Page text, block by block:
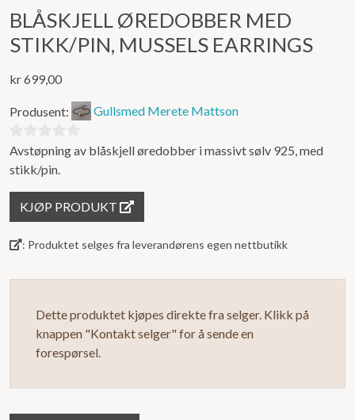
BLÅSKJELL ØREDOBBER MED
STIKK/PIN, MUSSELS EARRINGS
kr699,00
Produsent: Gullsmed Merete Mattson
0
ut
av
Avstøpning av blåskjell øredobber i massivt sølv 925, med
stikk/pin.
KJØP PRODUKT
: Produktet selges fra leverandørens egen nettbutikk
Dette produktet kjøpes direkte fra selger. Klikk på
knappen "Kontakt selger" for å sende en
forespørsel.